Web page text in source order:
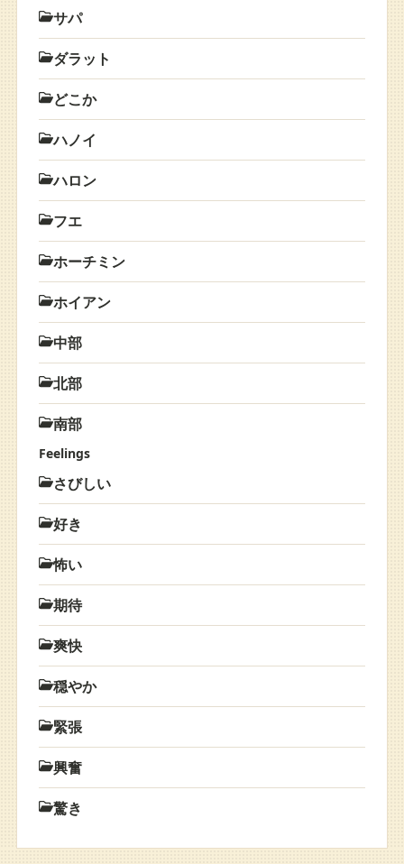
サパ
ダラット
どこか
ハノイ
ハロン
フエ
ホーチミン
ホイアン
中部
北部
南部
Feelings
さびしい
好き
怖い
期待
爽快
穏やか
緊張
興奮
驚き